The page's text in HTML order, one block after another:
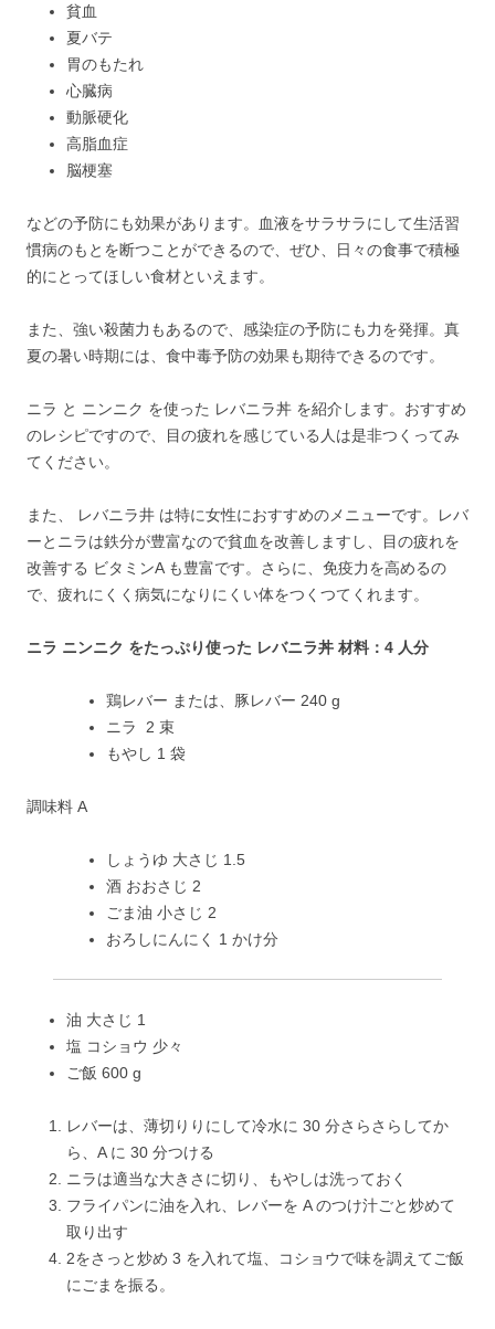
貧血
夏バテ
胃のもたれ
心臓病
動脈硬化
高脂血症
脳梗塞
などの予防にも効果があります。血液をサラサラにして生活習
慣病のもとを断つことができるので、ぜひ、日々の食事で積極
的にとってほしい食材といえます。
また、強い殺菌力もあるので、感染症の予防にも力を発揮。真
夏の暑い時期には、食中毒予防の効果も期待できるのです。
ニラ と ニンニク を使った レバニラ丼 を紹介します。おすすめ
のレシピですので、目の疲れを感じている人は是非つくってみ
てください。
また、 レバニラ井 は特に女性におすすめのメニューです。レバ
ーとニラは鉄分が豊富なので貧血を改善しますし、目の疲れを
改善する ビタミンA も豊富です。さらに、免疫力を高めるの
で、疲れにくく病気になりにくい体をつくつてくれます。
ニラ ニンニク をたっぷり使った レバニラ丼 材料：4 人分
鶏レバー または、豚レバー 240 g
ニラ 2 束
もやし 1 袋
調味料 A
しょうゆ 大さじ 1.5
酒 おおさじ 2
ごま油 小さじ 2
おろしにんにく 1 かけ分
油 大さじ 1
塩 コショウ 少々
ご飯 600 g
レバーは、薄切りりにして冷水に 30 分さらさらしてか
ら、A に 30 分つける
ニラは適当な大きさに切り、もやしは洗っておく
フライパンに油を入れ、レバーを A のつけ汁ごと炒めて
取り出す
2をさっと炒め 3 を入れて塩、コショウで味を調えてご飯
にごまを振る。